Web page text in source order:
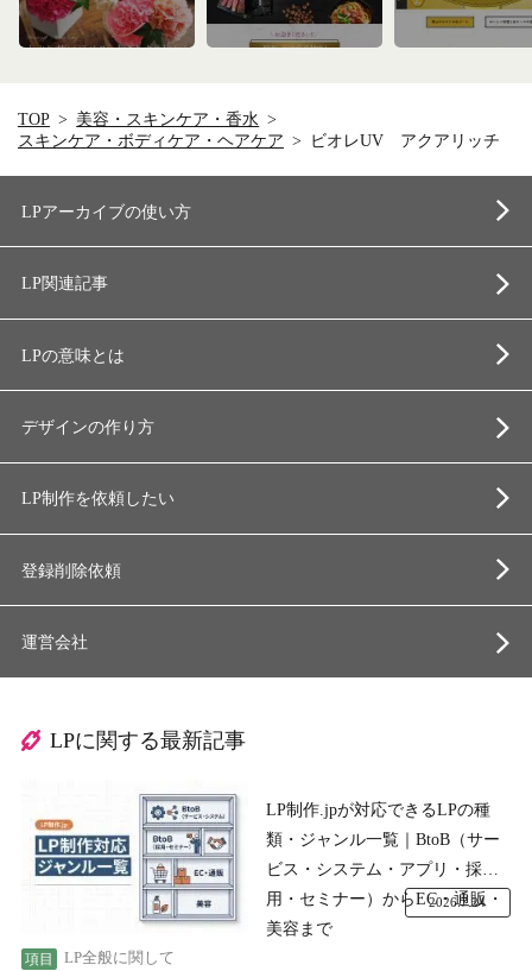
TOP
美容・スキンケア・香水
スキンケア・ボディケア・ヘアケア
ビオレUV アクアリッチ
LPアーカイブの使い方
LP関連記事
LPの意味とは
デザインの作り方
LP制作を依頼したい
登録削除依頼
運営会社
LPに関する最新記事
LP制作.jpが対応できるLPの種
類・ジャンル一覧｜BtoB（サー
ビス・システム・アプリ・採
用・セミナー）からEC・通販・
美容まで
LP全般に関して
2026.7.24